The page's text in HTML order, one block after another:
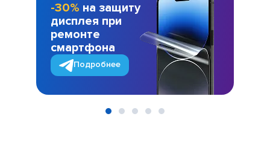
-30% на защиту
дисплея при
ремонте
смартфона
Подробнее